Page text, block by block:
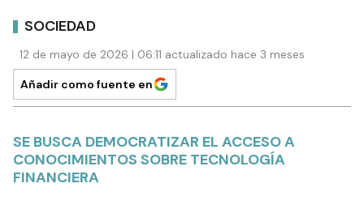
SOCIEDAD
12 de mayo de 2026 | 06:11 actualizado hace 3 meses
Añadir como fuente en
SE BUSCA DEMOCRATIZAR EL ACCESO A
CONOCIMIENTOS SOBRE TECNOLOGÍA
FINANCIERA